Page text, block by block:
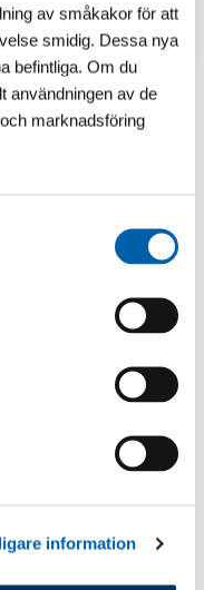
av småkakor för att
smidig. Dessa nya
befintliga. Om du
användningen av de
marknadsföring
information